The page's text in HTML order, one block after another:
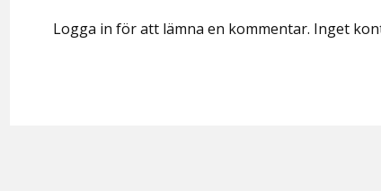
Logga in för att lämna en kommentar. Inget